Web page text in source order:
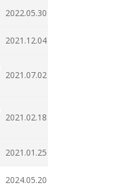
2022.05.30
2021.12.04
2021.07.02
2021.02.18
2021.01.25
2024.05.20